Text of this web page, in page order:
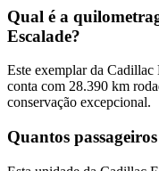
Qual é a
Escalade?
Este exemplar da
conta com 28.390 km
conservação excepcional.
Quantos